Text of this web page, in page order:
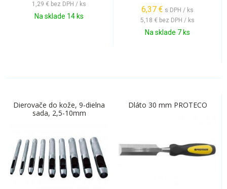
1,29 € bez DPH / ks
Na sklade 14 ks
6,37 € s DPH / ks
5,18 € bez DPH / ks
Na sklade 7 ks
Dierovače do kože, 9-dielna
sada, 2,5-10mm
Dláto 30 mm PROTECO